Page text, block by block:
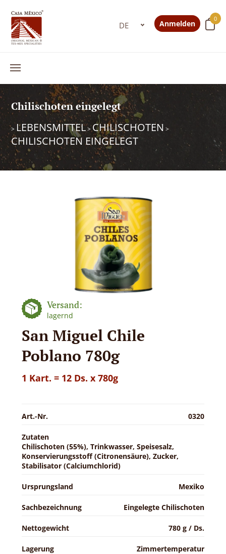
0
Anmelden
Chilischoten eingelegt
> LEBENSMITTEL>CHILISCHOTEN >
CHILISCHOTEN EINGELEGT
Versand:
lagernd
San Miguel Chile
Poblano 780g
1 Kart. = 12 Ds. x 780g
Art.-Nr. 0320
Zutaten
Chilischoten (55%), Trinkwasser, Speisesalz,
Konservierungsstoff (Citronensäure), Zucker,
Stabilisator (Calciumchlorid)
Ursprungsland Mexiko
Sachbezeichnung Eingelegte Chilischoten
Nettogewicht 780 g / Ds.
Lagerung Zimmertemperatur